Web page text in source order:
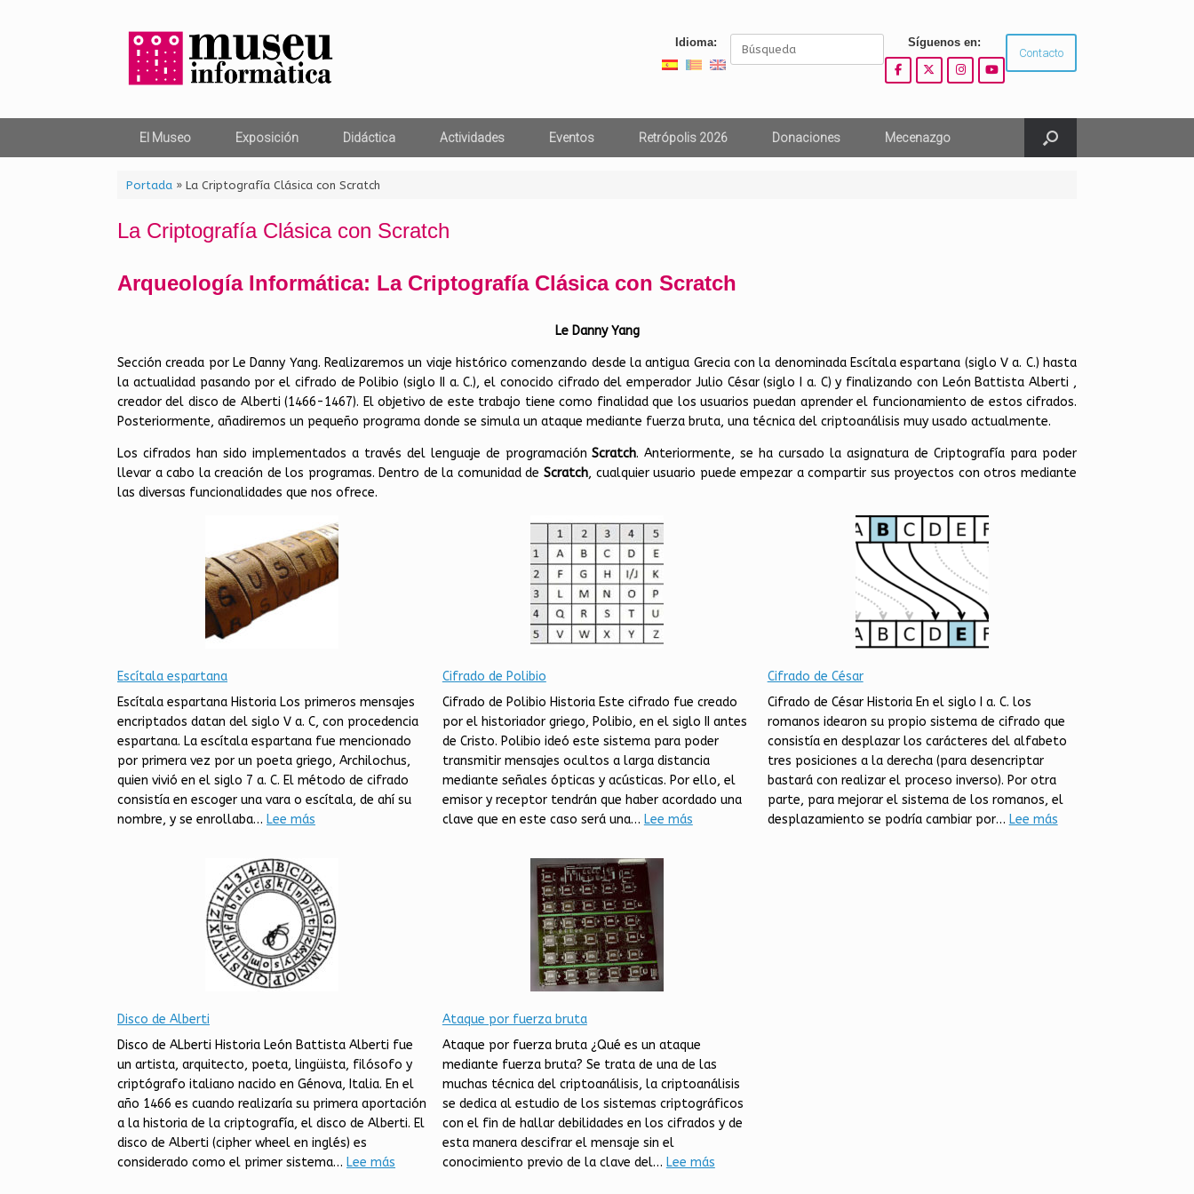
Idioma: Buscar:
Síguenos en:
Contacto
El Museo Exposición Didáctica Actividades Eventos Retrópolis 2026 Donaciones Mecenazgo
Portada» La Criptografía Clásica con Scratch
La Criptografía Clásica con Scratch
Arqueología Informática: La Criptografía Clásica con Scratch
Le Danny Yang
Sección creada por Le Danny Yang. Realizaremos un viaje histórico comenzando desde la antigua Grecia con la denominada Escítala espartana (siglo V a. C.) hasta
la actualidad pasando por el cifrado de Polibio (siglo II a. C.), el conocido cifrado del emperador Julio César (siglo I a. C) y finalizando con León Battista Alberti ,
creador del disco de Alberti (1466-1467). El objetivo de este trabajo tiene como finalidad que los usuarios puedan aprender el funcionamiento de estos cifrados.
Posteriormente, añadiremos un pequeño programa donde se simula un ataque mediante fuerza bruta, una técnica del criptoanálisis muy usado actualmente.
Los cifrados han sido implementados a través del lenguaje de programaciónScratch. Anteriormente, se ha cursado la asignatura de Criptografía para poder
llevar a cabo la creación de los programas. Dentro de la comunidad deScratch, cualquier usuario puede empezar a compartir sus proyectos con otros mediante
las diversas funcionalidades que nos ofrece.
Escítala espartana
Escítala espartana Historia Los primeros mensajes
encriptados datan del siglo V a. C, con procedencia
espartana. La escítala espartana fue mencionado
por primera vez por un poeta griego, Archilochus,
quien vivió en el siglo 7 a. C. El método de cifrado
consistía en escoger una vara o escítala, de ahí su
nombre, y se enrollaba… Lee más
Cifrado de Polibio
Cifrado de Polibio Historia Este cifrado fue creado
por el historiador griego, Polibio, en el siglo II antes
de Cristo. Polibio ideó este sistema para poder
transmitir mensajes ocultos a larga distancia
mediante señales ópticas y acústicas. Por ello, el
emisor y receptor tendrán que haber acordado una
clave que en este caso será una… Lee más:
Cifrado de César
Cifrado de César Historia En el siglo I a. C. los
romanos idearon su propio sistema de cifrado que
consistía en desplazar los carácteres del alfabeto
tres posiciones a la derecha (para desencriptar
bastará con realizar el proceso inverso). Por otra
parte, para mejorar el sistema de los romanos, el
desplazamiento se podría cambiar por… Lee más:
Disco de Alberti
Disco de ALberti Historia León Battista Alberti fue
un artista, arquitecto, poeta, lingüista, filósofo y
criptógrafo italiano nacido en Génova, Italia. En el
año 1466 es cuando realizaría su primera aportación
a la historia de la criptografía, el disco de Alberti. El
disco de Alberti (cipher wheel en inglés) es
considerado como el primer sistema… Lee más
Ataque por fuerza bruta
Ataque por fuerza bruta ¿Qué es un ataque
mediante fuerza bruta? Se trata de una de las
muchas técnica del criptoanálisis, la criptoanálisis
se dedica al estudio de los sistemas criptográficos
con el fin de hallar debilidades en los cifrados y de
esta manera descifrar el mensaje sin el
conocimiento previo de la clave del… Lee más: